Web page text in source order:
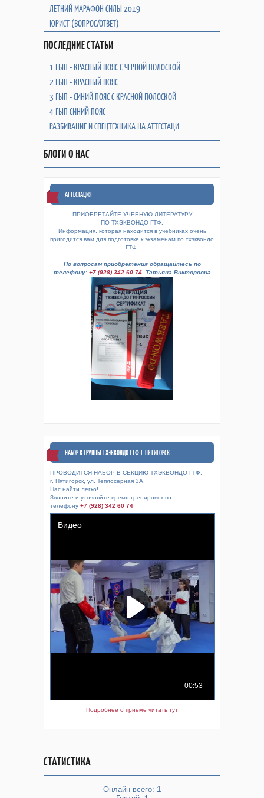
ЛЕТНИЙ МАРАФОН СИЛЫ 2019
ЮРИСТ (ВОПРОС/ОТВЕТ)
ПОСЛЕДНИЕ СТАТЬИ
1 ГЫП - КРАСНЫЙ ПОЯС С ЧЕРНОЙ ПОЛОСКОЙ
2 ГЫП - КРАСНЫЙ ПОЯС
3 ГЫП - СИНИЙ ПОЯС С КРАСНОЙ ПОЛОСКОЙ
4 ГЫП СИНИЙ ПОЯС
РАЗБИВАНИЕ И СПЕЦТЕХНИКА НА АТТЕСТАЦИ
БЛОГИ О НАС
АТТЕСТАЦИЯ
ПРИОБРЕТАЙТЕ УЧЕБНУЮ ЛИТЕРАТУРУ
ПО ТХЭКВОНДО ГТФ.
Информация, которая находится в учебниках очень
пригодится вам для подготовке к экзаменам по тхэквондо
ГТФ.
По вопросам приобретения обращайтесь по
телефону: +7 (928) 342 60 74. Татьяна Викторовна
НАБОР В ГРУППЫ ТХЭКВОНДО ГТФ. Г. ПЯТИГОРСК
ПРОВОДИТСЯ НАБОР В СЕКЦИЮ ТХЭКВОНДО ГТФ.
г. Пятигорск, ул. Теплосерная 3А.
Нас найти легко!
Звоните и уточняйте время тренировок по
телефону +7 (928) 342 60 74
Подробнее о приёме читать тут
СТАТИСТИКА
Онлайн всего: 1